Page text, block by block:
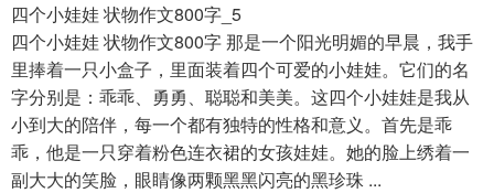
四个小娃娃 状物作文800字_5
四个小娃娃 状物作文800字 那是一个阳光明媚的早晨，我手
里捧着一只小盒子，里面装着四个可爱的小娃娃。它们的名
字分别是：乖乖、勇勇、聪聪和美美。这四个小娃娃是我从
小到大的陪伴，每一个都有独特的性格和意义。首先是乖
乖，他是一只穿着粉色连衣裙的女孩娃娃。她的脸上绣着一
副大大的笑脸，眼睛像两颗黑黑闪亮的黑珍珠 ...